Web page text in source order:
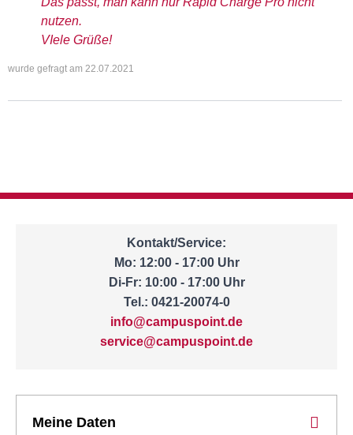
nutzen.
VIele Grüße!
wurde gefragt am 22.07.2021
Kontakt/Service:
Mo: 12:00 - 17:00 Uhr
Di-Fr: 10:00 - 17:00 Uhr
Tel.: 0421-20074-0
info@campuspoint.de
service@campuspoint.de
Meine Daten